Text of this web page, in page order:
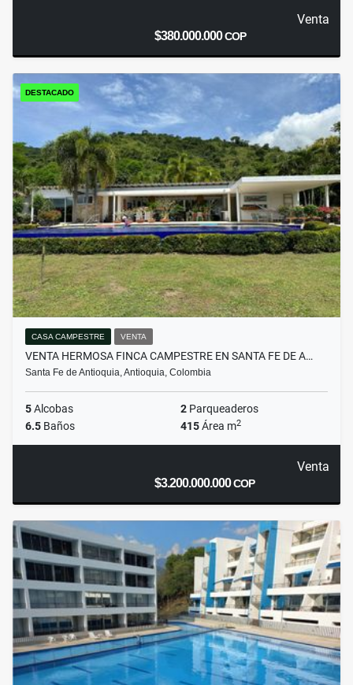
Venta
$380.000.000COP
DESTACADO
CASA CAMPESTRE VENTA
VENTA HERMOSA FINCA CAMPESTRE EN SANTA FE DE A…
Santa Fe de Antioquia, Antioquia, Colombia
5Alcobas 2 Parqueaderos
6.5 Baños 415Área m2
Venta
$3.200.000.000COP